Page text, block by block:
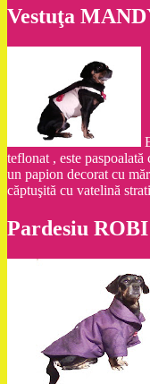
Vestuţa
teflonat , este
un papion decorat cu
căptuşită cu vatelină
Pardesiu ROBI